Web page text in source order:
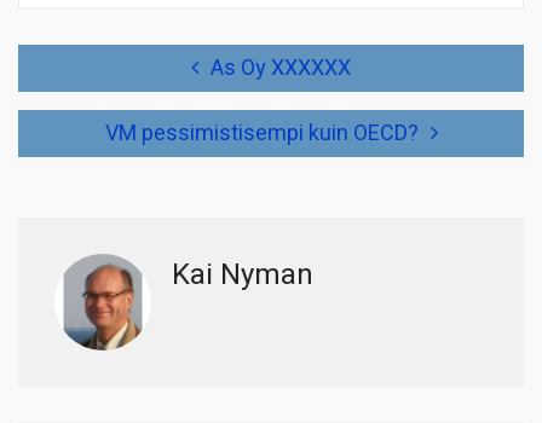
As Oy XXXXXX
VM pessimistisempi kuin OECD?
Kai Nyman